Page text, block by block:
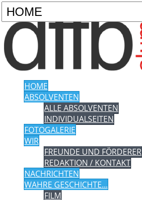
HOME
ABSOLVENTEN
ALLE ABSOLVENTEN
INDIVIDUALSEITEN
FOTOGALERIE
WIR
FREUNDE UND FÖRDERER
REDAKTION / KONTAKT
NACHRICHTEN
WAHRE GESCHICHTE...
FILM